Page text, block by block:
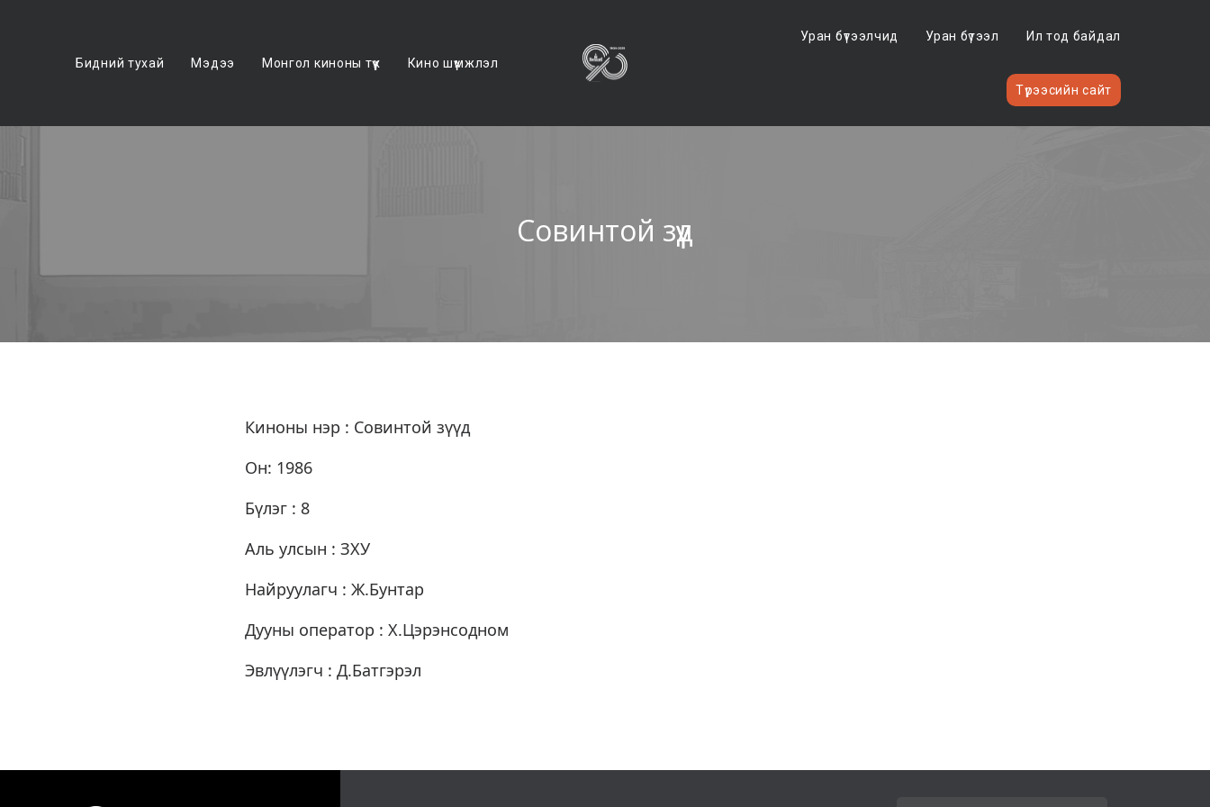
Бидний тухай Мэдээ Монгол киноны түүх Кино шүүмжлэл
Уран бүтээлчид Уран бүтээл Ил тод байдал
Түрээсийн сайт
Совинтой зүүд
Киноны нэр : Совинтой зүүд
Он: 1986
Бүлэг : 8
Аль улсын : ЗХУ
Найруулагч : Ж.Бунтар
Дууны оператор : Х.Цэрэнсодном
Эвлүүлэгч : Д.Батгэрэл